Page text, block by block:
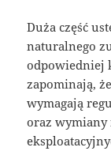
Duża część
naturalnego
odpowiedniej
zapominają,
wymagają
oraz